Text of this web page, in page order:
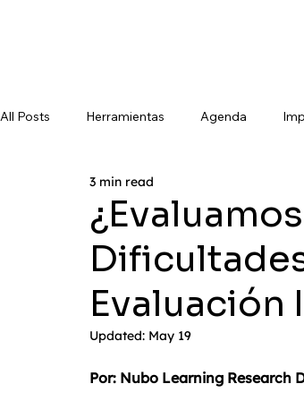
All Posts Herramientas Agenda
Evaluación
3 min read
Updated: May 19
Por: Nubo Learning Research